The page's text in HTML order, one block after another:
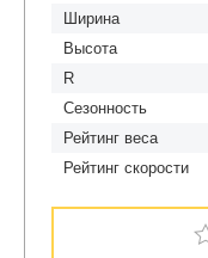
Ширина
Высота
R
Сезонность
Рейтинг веса
Рейтинг скорости